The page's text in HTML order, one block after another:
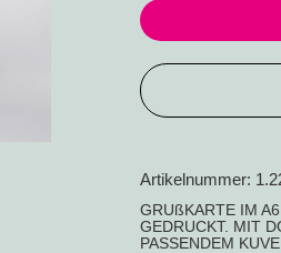
Artikelnummer:
GRUßKARTE IM
GEDRUCKT. MIT
PASSENDEM
Komm